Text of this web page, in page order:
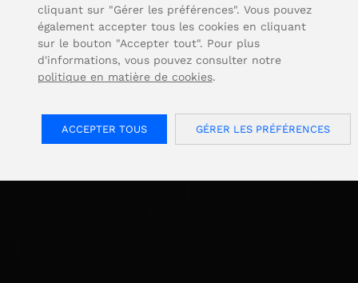
cliquant sur "Gérer les préférences". Vous pouvez
également accepter tous les cookies en cliquant
sur le bouton "Accepter tout". Pour plus
d'informations, vous pouvez consulter notre
politique en matière de cookies.
ACCEPTER TOUS GÉRER LES PRÉFÉRENCES